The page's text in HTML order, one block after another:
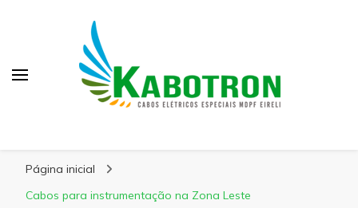
Página inicial
Cabos para instrumentação na Zona Leste